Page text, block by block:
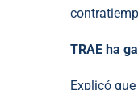
TRAE ha
Explicó